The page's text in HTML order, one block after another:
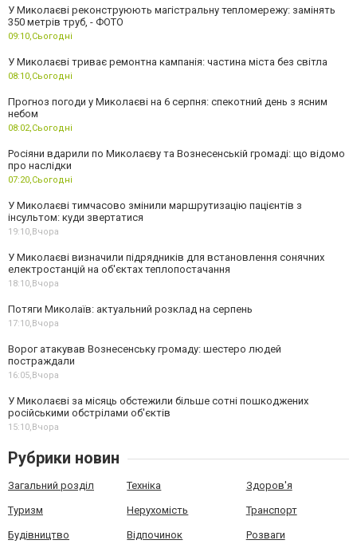
У Миколаєві реконструюють магістральну тепломережу: замінять
350 метрів труб, - ФОТО
09:10, Сьогодні
У Миколаєві триває ремонтна кампанія: частина міста без світла
08:10, Сьогодні
Прогноз погоди у Миколаєві на 6 серпня: спекотний день з ясним
небом
08:02, Сьогодні
Росіяни вдарили по Миколаєву та Вознесенській громаді: що відомо
про наслідки
07:20, Сьогодні
У Миколаєві тимчасово змінили маршрутизацію пацієнтів з
інсультом: куди звертатися
19:10, Вчора
У Миколаєві визначили підрядників для встановлення сонячних
електростанцій на об'єктах теплопостачання
18:10, Вчора
Потяги Миколаїв: актуальний розклад на серпень
17:10, Вчора
Ворог атакував Вознесенську громаду: шестеро людей
постраждали
16:05, Вчора
У Миколаєві за місяць обстежили більше сотні пошкоджених
російськими обстрілами об'єктів
15:10, Вчора
Рубрики новин
Загальний розділ Техніка Здоров'я
Туризм Нерухомість Транспорт
Будівництво Відпочинок Розваги